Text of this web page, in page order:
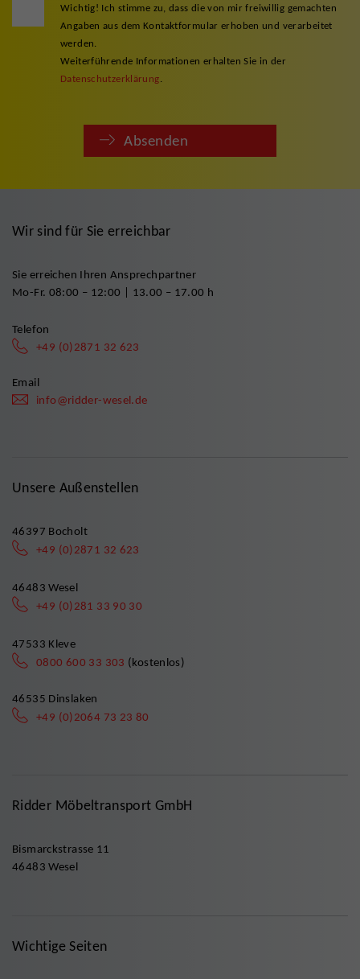
Wichtig! Ich stimme zu, dass die von mir freiwillig gemachten
Angaben aus dem Kontaktformular erhoben und verarbeitet
werden.
Weiterführende Informationen erhalten Sie in der
Datenschutzerklärung.
Absenden
Wir sind für Sie erreichbar
Sie erreichen Ihren Ansprechpartner
Mo-Fr. 08:00 – 12:00 | 13.00 – 17.00 h
Telefon
+49 (0)2871 32 623
Email
info@ridder-wesel.de
Unsere Außenstellen
46397 Bocholt
+49 (0)2871 32 623
46483 Wesel
+49 (0)281 33 90 30
47533 Kleve
0800 600 33 303 (kostenlos)
46535 Dinslaken
+49 (0)2064 73 23 80
Ridder Möbeltransport GmbH
Bismarckstrasse 11
46483 Wesel
Wichtige Seiten